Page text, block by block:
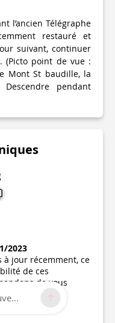
l’ancien Télégraphe
restauré et
suivant, continuer
(Picto point de vue :
Mont St baudille, la
pendant
2023
à jour récemment, ce
de ces
de vous
précautions
vérifiez vos